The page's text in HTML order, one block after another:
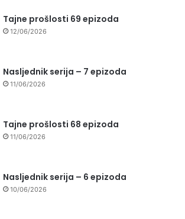
Tajne prošlosti 69 epizoda
12/06/2026
Nasljednik serija – 7 epizoda
11/06/2026
Tajne prošlosti 68 epizoda
11/06/2026
Nasljednik serija – 6 epizoda
10/06/2026